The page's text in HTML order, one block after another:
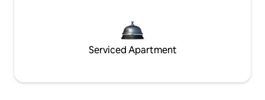
Serviced Apartment